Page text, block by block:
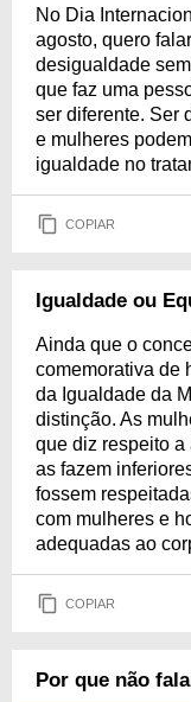
No Dia
agosto, quero
desigualdade
que faz uma
ser diferente. Ser
e mulheres
igualdade no
COPIAR
Igualdade ou
Ainda que o
comemorativa de
da Igualdade da
distinção. As
que diz respeito
as fazem
fossem
com mulheres e
adequadas ao
COPIAR
Por que não